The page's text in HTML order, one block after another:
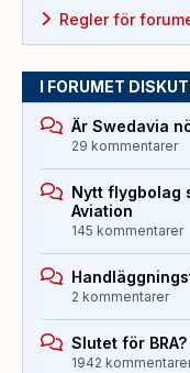
Regler för
I FORUMET
Är Swedavia
29 kommentarer
Nytt flygbolag
Aviation
145 kommentarer
2 kommentarer
Slutet för BRA?
1942